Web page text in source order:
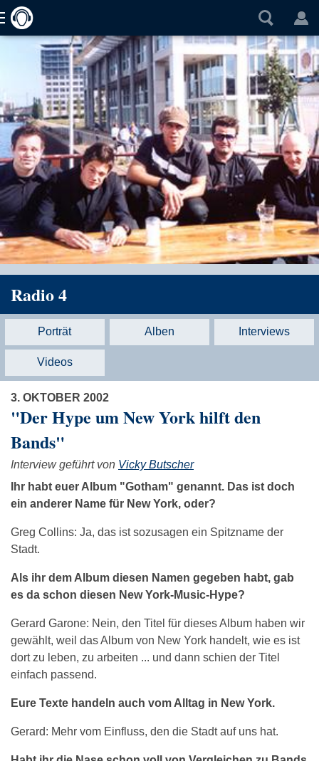
Radio 4
Porträt Alben Interviews
Videos
3. OKTOBER 2002
"Der Hype um New York hilft den
Bands"
Interview geführt von Vicky Butscher
Ihr habt euer Album "Gotham" genannt. Das ist doch
ein anderer Name für New York, oder?
Greg Collins: Ja, das ist sozusagen ein Spitzname der
Stadt.
Als ihr dem Album diesen Namen gegeben habt, gab
es da schon diesen New York-Music-Hype?
Gerard Garone: Nein, den Titel für dieses Album haben wir
gewählt, weil das Album von New York handelt, wie es ist
dort zu leben, zu arbeiten ... und dann schien der Titel
einfach passend.
Eure Texte handeln auch vom Alltag in New York.
Gerard: Mehr vom Einfluss, den die Stadt auf uns hat.